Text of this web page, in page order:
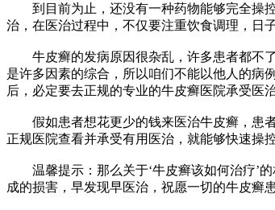
到目前为止，还没有一种药物能够完全操控
治，在医治过程中，不仅要注重饮食调理，日
牛皮癣的发病原因很杂乱，许多患者都不了
是许多因素的综合，所以咱们不能以他人的病
后，必定要去正规的专业的牛皮癣医院承受医
假如患者想花更少的钱来医治牛皮癣，患者
正规医院查看并承受有用医治，就能够快速操
温馨提示：那么关于‘牛皮癣该如何治疗’的
成的损害，早发现早医治，祝愿一切的牛皮癣